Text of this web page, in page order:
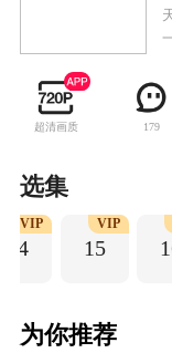
超清画质 179
选集
14
VIP
15
VIP
为你推荐